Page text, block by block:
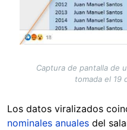
Captura de pantalla de
tomada el 19
Los datos viralizados
nominales anuales del